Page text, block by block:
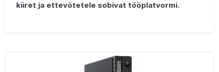
kiiret ja ettevõtetele sobivat tööplatvormi.